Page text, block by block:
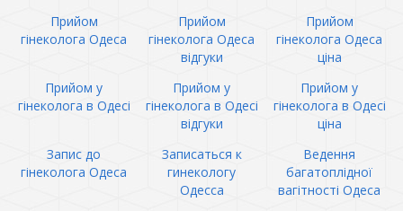
Прийом
гінеколога Одеса
Прийом
гінеколога Одеса
відгуки
Прийом
гінеколога Одеса
ціна
Прийом у
гінеколога в Одесі
Прийом у
гінеколога в Одесі
відгуки
Прийом у
гінеколога в Одесі
ціна
Запис до
гінеколога Одеса
Записаться к
гинекологу
Одесса
Ведення
багатоплідної
вагітності Одеса